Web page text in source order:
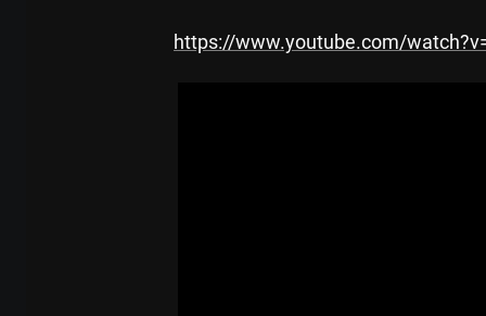
https://www.youtube.com/